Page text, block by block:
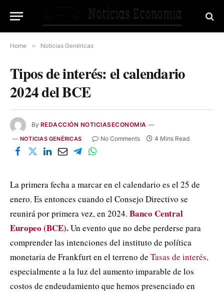
Home » Noticias Genéricas
Tipos de interés: el calendario
2024 del BCE
By REDACCIÓN NOTICIASECONOMIA
NOTICIAS GENÉRICAS No Comments 4 Mins Read
La primera fecha a marcar en el calendario es el 25 de
enero. Es entonces cuando el Consejo Directivo se
reunirá por primera vez, en 2024. Banco Central
Europeo (BCE).Un evento que no debe perderse para
comprender las intenciones del instituto de política
monetaria de Frankfurt en el terreno de Tasas de interés,
especialmente a la luz del aumento imparable de los
costos de endeudamiento que hemos presenciado en